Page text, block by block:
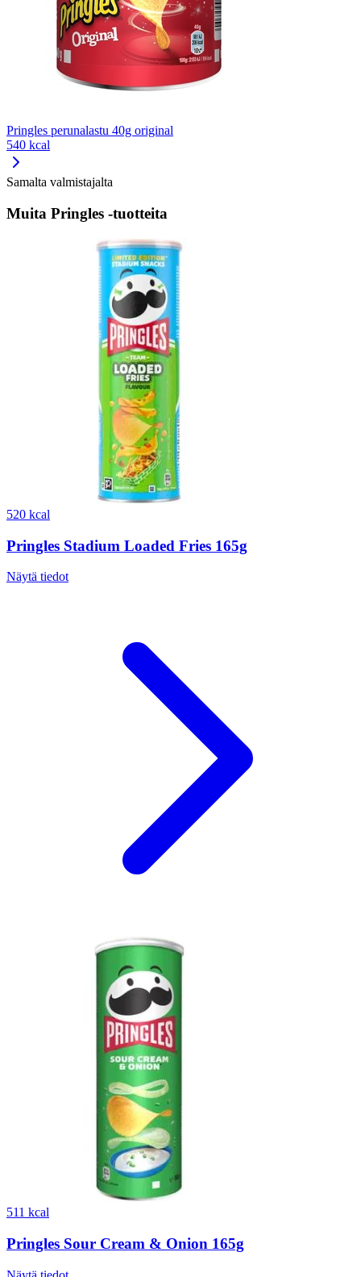
Pringles perunalastu 40g original
540 kcal
Samalta valmistajalta
Muita Pringles -tuotteita
520 kcal
Pringles Stadium Loaded Fries 165g
Näytä tiedot
511 kcal
Pringles Sour Cream & Onion 165g